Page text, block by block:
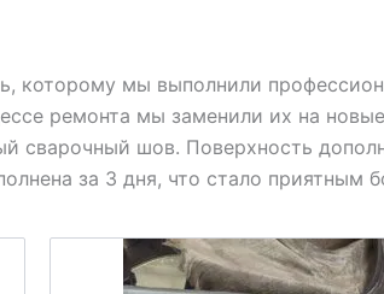
которому мы выполнили
ремонта мы заменили их на
сварочный шов. Поверхность
за 3 дня, что стало приятным